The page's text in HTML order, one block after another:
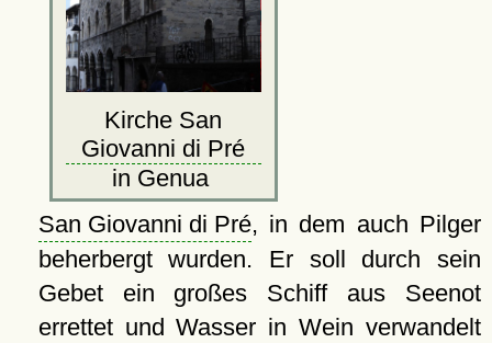
Kirche San
Giovanni di Pré
in Genua
San Giovanni di Pré, in dem auch Pilger
beherbergt wurden. Er soll durch sein
Gebet ein großes Schiff aus Seenot
errettet und Wasser in Wein verwandelt